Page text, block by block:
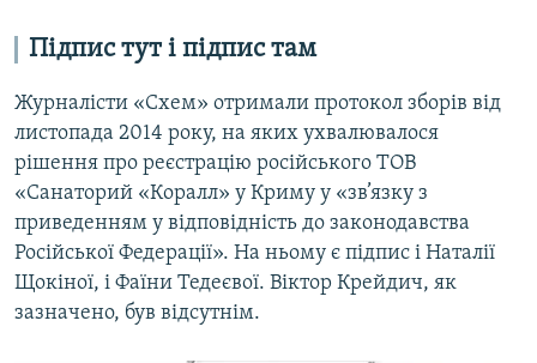
Підпис тут і підпис там
Журналісти «Схем» отримали протокол зборів від
листопада 2014 року, на яких ухвалювалося
рішення про реєстрацію російського ТОВ
«Санаторий «Коралл» у Криму у «зв’язку з
приведенням у відповідність до законодавства
Російської Федерації». На ньому є підпис і Наталії
Щокіної, і Фаїни Тедеєвої. Віктор Крейдич, як
зазначено, був відсутнім.